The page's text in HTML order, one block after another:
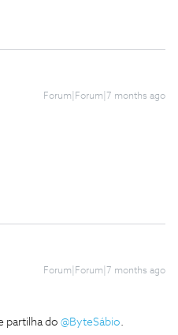
Forum|Forum|7 months ago
Forum|Forum|7 months ago
partilha do @ByteSábio.